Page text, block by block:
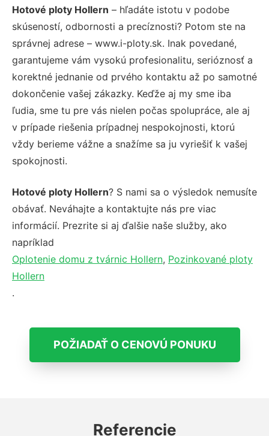
Hotové ploty Hollern – hľadáte istotu v podobe
skúseností, odbornosti a precíznosti? Potom ste na
správnej adrese – www.i-ploty.sk. Inak povedané,
garantujeme vám vysokú profesionalitu, serióznosť a
korektné jednanie od prvého kontaktu až po samotné
dokončenie vašej zákazky. Keďže aj my sme iba
ľudia, sme tu pre vás nielen počas spolupráce, ale aj
v prípade riešenia prípadnej nespokojnosti, ktorú
vždy berieme vážne a snažíme sa ju vyriešiť k vašej
spokojnosti.
Hotové ploty Hollern? S nami sa o výsledok nemusíte
obávať. Neváhajte a kontaktujte nás pre viac
informácií. Prezrite si aj ďalšie naše služby, ako
napríklad
Oplotenie domu z tvárnic Hollern, Pozinkované ploty
Hollern
.
POŽIADAŤ O CENOVÚ PONUKU
Referencie